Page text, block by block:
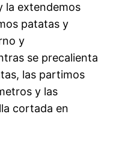
la extendemos
patatas y
y
se precalienta
las partimos
y las
cortada en